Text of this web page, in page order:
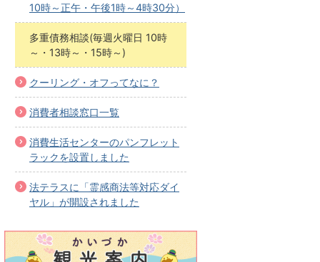
10時～正午・午後1時～4時30分）
多重債務相談(毎週火曜日 10時
～・13時～・15時～)
クーリング・オフってなに？
消費者相談窓口一覧
消費生活センターのパンフレット
ラックを設置しました
法テラスに「霊感商法等対応ダイ
ヤル」が開設されました